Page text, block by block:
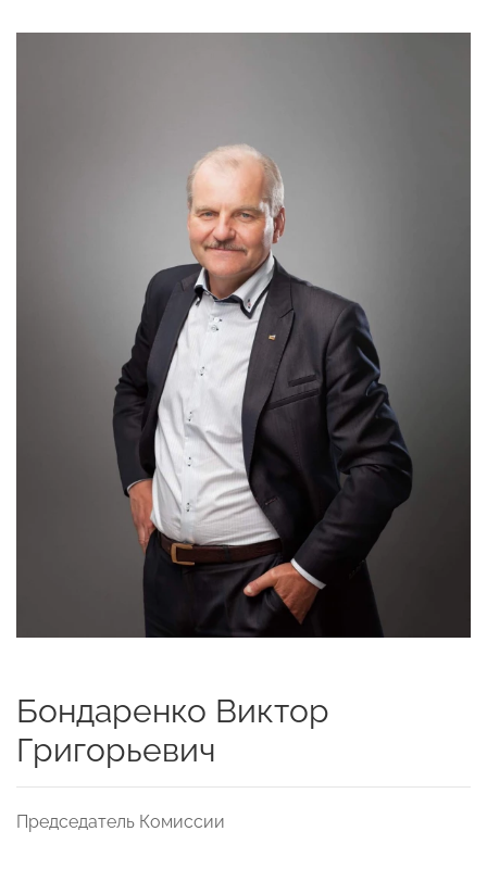
Бондаренко Виктор
Григорьевич
Председатель Комиссии